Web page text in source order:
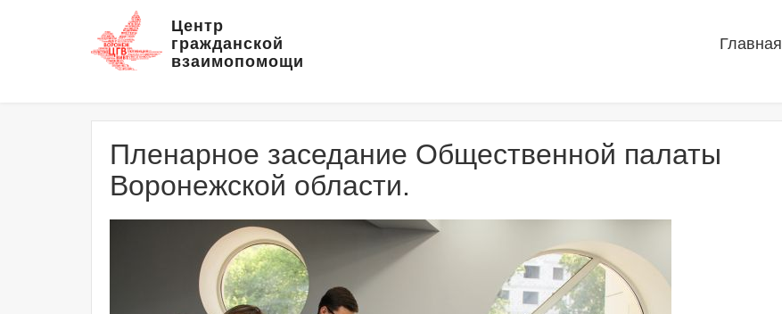
Центр
гражданской
взаимопомощи
Главная
Пленарное заседание Общественной палаты
Воронежской области.